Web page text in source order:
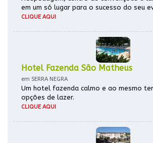
em um só lugar para o sucesso do seu
CLIQUE AQUI
Hotel Fazenda São Matheus
em SERRA NEGRA
Um hotel fazenda calmo e ao mesmo
opções de lazer.
CLIQUE AQUI